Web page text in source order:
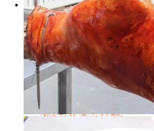
Đầu Bếp
Bếp Trưởng Điều Hành
Nghiệp Vụ Bếp Trưởng
Nghiệp Vụ Bếp Quốc Tế
Nghiệp Vụ Bếp Trưởng Bếp Việt
Nghiệp Vụ Bếp Trưởng Bếp Âu
Nghiệp Vụ Bếp Trưởng Bếp Á
Nghiệp Vụ Bếp Trưởng Bếp Nhật
Nghiệp Vụ Bếp Trưởng Bếp Hoa
Nghiệp Vụ Bếp Hàn
Nghiệp Vụ Bếp Chay
Nghiệp Vụ Quản Lý Bếp